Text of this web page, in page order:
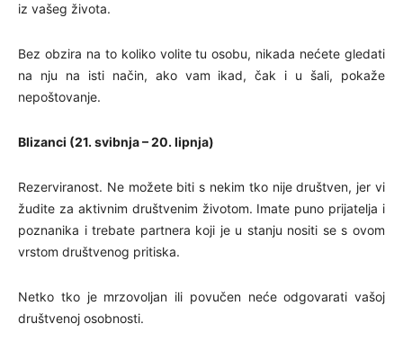
iz vašeg života.
Bez obzira na to koliko volite tu osobu, nikada nećete gledati
na nju na isti način, ako vam ikad, čak i u šali, pokaže
nepoštovanje.
Blizanci (21. svibnja – 20. lipnja)
Rezerviranost. Ne možete biti s nekim tko nije društven, jer vi
žudite za aktivnim društvenim životom. Imate puno prijatelja i
poznanika i trebate partnera koji je u stanju nositi se s ovom
vrstom društvenog pritiska.
Netko tko je mrzovoljan ili povučen neće odgovarati vašoj
društvenoj osobnosti.